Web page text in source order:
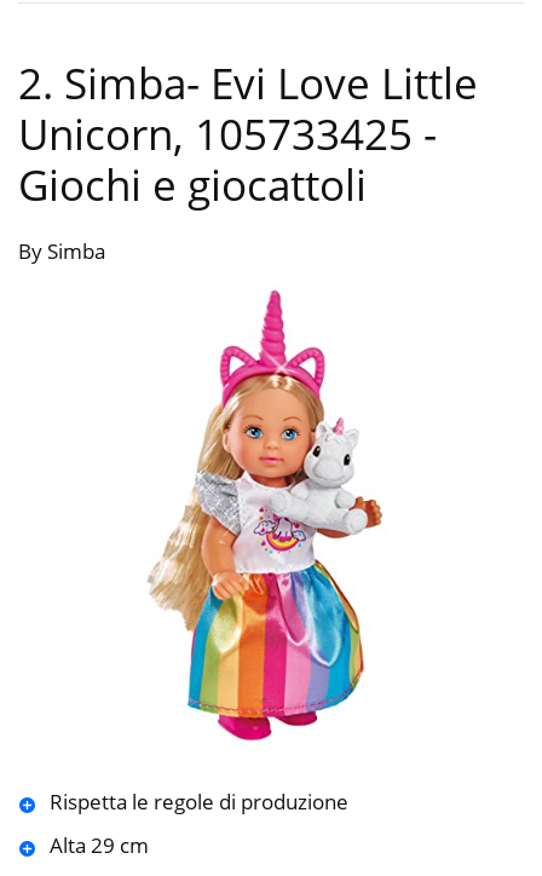
2. Simba- Evi Love Little
Unicorn, 105733425 -
Giochi e giocattoli
By Simba
Rispetta le regole di produzione
Alta 29 cm